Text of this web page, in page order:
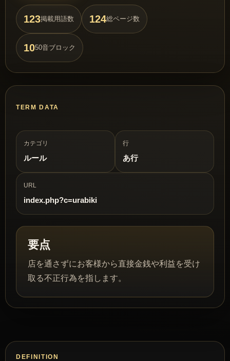
123掲載用語数 124総ページ数
1050音ブロック
TERM DATA
カテゴリ
ルール
行
あ行
URL
index.php?c=urabiki
要点
店を通さずにお客様から直接金銭や利益を受け
取る不正行為を指します。
DEFINITION